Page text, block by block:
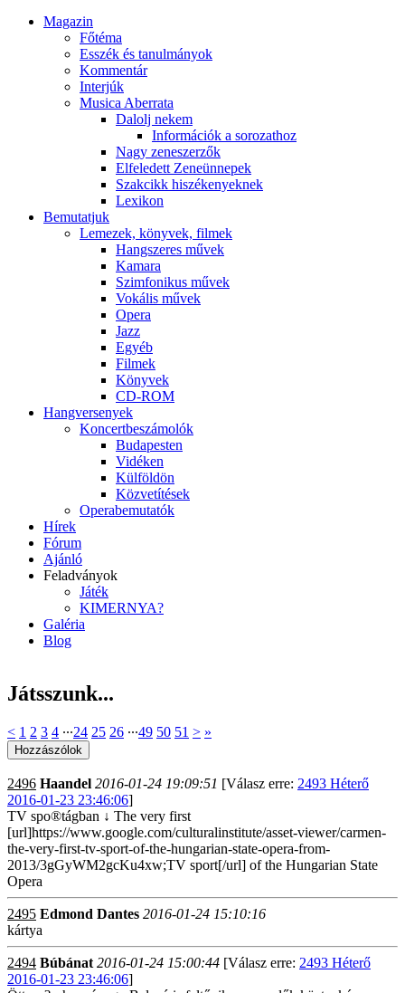
Magazin
Főtéma
Esszék és tanulmányok
Kommentár
Interjúk
Musica Aberrata
Dalolj nekem
Információk a sorozathoz
Nagy zeneszerzők
Elfeledett Zeneünnepek
Szakcikk hiszékenyeknek
Lexikon
Bemutatjuk
Lemezek, könyvek, filmek
Hangszeres művek
Kamara
Szimfonikus művek
Vokális művek
Opera
Jazz
Egyéb
Filmek
Könyvek
CD-ROM
Hangversenyek
Koncertbeszámolók
Budapesten
Vidéken
Külföldön
Közvetítések
Operabemutatók
Hírek
Fórum
Ajánló
Feladványok
Játék
KIMERNYA?
Galéria
Blog
Játsszunk...
< 1 2 3 4 ∙∙∙24 25 26 ∙∙∙49 50 51 > »
2496 Haandel 2016-01-24 19:09:51 [Válasz erre: 2493 Héterő
2016-01-23 23:46:06]
TV spo®tágban ↓ The very first
[url]https://www.google.com/culturalinstitute/asset-viewer/carmen-
the-very-first-tv-sport-of-the-hungarian-state-opera-from-
2013/3gGyWM2gcKu4xw;TV sport[/url] of the Hungarian State
Opera
2495 Edmond Dantes 2016-01-24 15:10:16
kártya
2494 Búbánat 2016-01-24 15:00:44 [Válasz erre: 2493 Héterő
2016-01-23 23:46:06]